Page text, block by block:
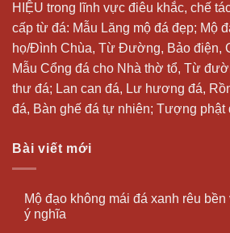
HIỆU trong lĩnh vực điêu khắc, chế
cấp từ đá: Mẫu Lăng mộ đá đẹp; Mộ
họ/Đình Chùa, Từ Đường, Bảo điện,
Mẫu Cổng đá cho Nhà thờ tổ, Từ
thư đá; Lan can đá, Lư hương đá,
đá, Bàn ghế đá tự nhiên; Tượng
Bài viết mới
Mộ đạo không mái đá xanh rêu
ý nghĩa